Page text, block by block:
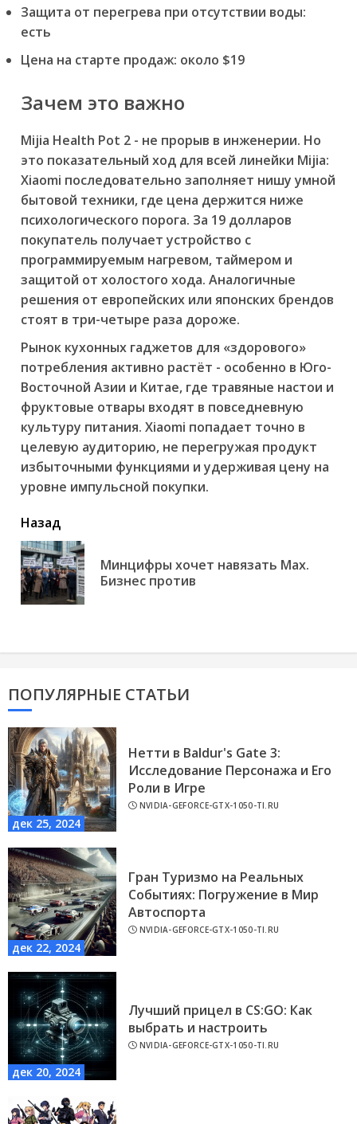
Защита от перегрева при отсутствии воды:
есть
Цена на старте продаж: около $19
Зачем это важно
Mijia Health Pot 2 - не прорыв в инженерии. Но
это показательный ход для всей линейки Mijia:
Xiaomi последовательно заполняет нишу умной
бытовой техники, где цена держится ниже
психологического порога. За 19 долларов
покупатель получает устройство с
программируемым нагревом, таймером и
защитой от холостого хода. Аналогичные
решения от европейских или японских брендов
стоят в три-четыре раза дороже.
Рынок кухонных гаджетов для «здорового»
потребления активно растёт - особенно в Юго-
Восточной Азии и Китае, где травяные настои и
фруктовые отвары входят в повседневную
культуру питания. Xiaomi попадает точно в
целевую аудиторию, не перегружая продукт
избыточными функциями и удерживая цену на
уровне импульсной покупки.
читать
еще
Назад
Минцифры хочет навязать Max.
Бизнес против
ПОПУЛЯРНЫЕ СТАТЬИ
дек 25, 2024
Нетти в Baldur's Gate 3:
Исследование Персонажа и Его
Роли в Игре
NVIDIA-GEFORCE-GTX-1050-TI.RU
дек 22, 2024
Гран Туризмо на Реальных
Событиях: Погружение в Мир
Автоспорта
NVIDIA-GEFORCE-GTX-1050-TI.RU
дек 20, 2024
Лучший прицел в CS:GO: Как
выбрать и настроить
NVIDIA-GEFORCE-GTX-1050-TI.RU